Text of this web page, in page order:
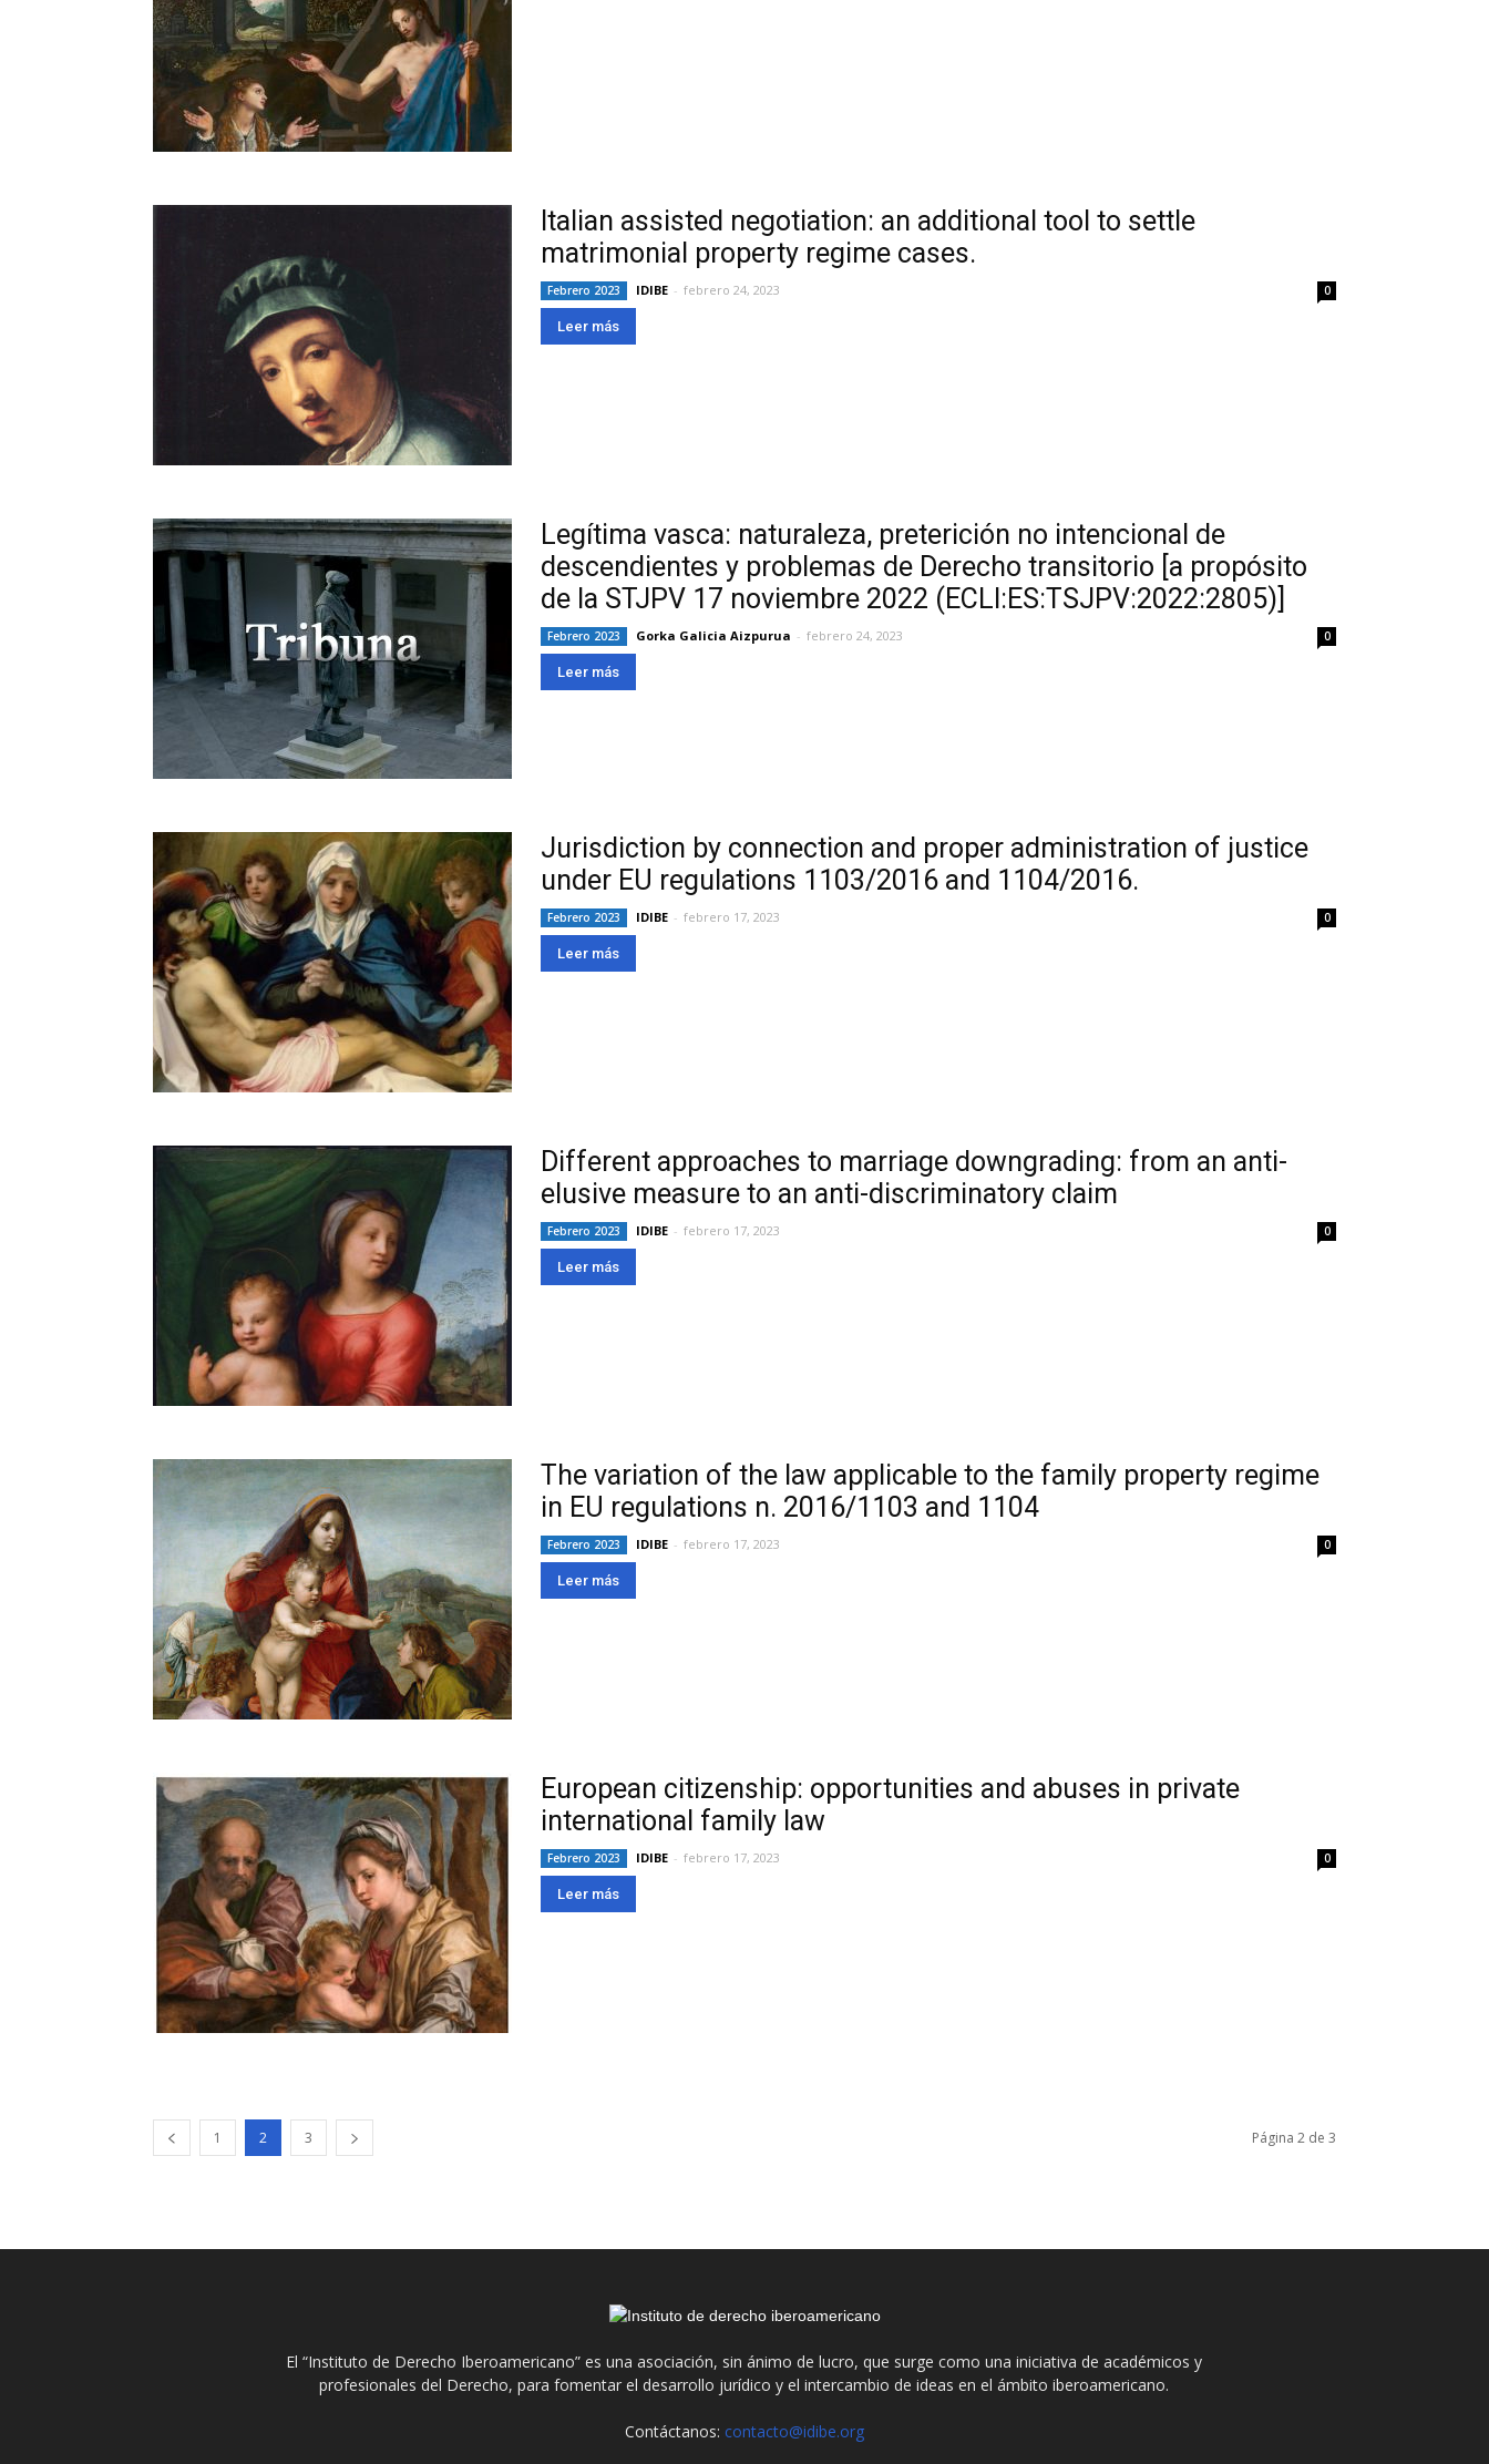
Italian assisted negotiation: an additional tool to settle
matrimonial property regime cases.
Febrero 2023 IDIBE - febrero 24, 2023 0
Leer más
Legítima vasca: naturaleza, preterición no intencional de
descendientes y problemas de Derecho transitorio [a propósito
de la STJPV 17 noviembre 2022 (ECLI:ES:TSJPV:2022:2805)]
Febrero 2023 Gorka Galicia Aizpurua - febrero 24, 2023 0
Leer más
Jurisdiction by connection and proper administration of justice
under EU regulations 1103/2016 and 1104/2016.
Febrero 2023 IDIBE - febrero 17, 2023 0
Leer más
Different approaches to marriage downgrading: from an anti-
elusive measure to an anti-discriminatory claim
Febrero 2023 IDIBE - febrero 17, 2023 0
Leer más
The variation of the law applicable to the family property regime
in EU regulations n. 2016/1103 and 1104
Febrero 2023 IDIBE - febrero 17, 2023 0
Leer más
European citizenship: opportunities and abuses in private
international family law
Febrero 2023 IDIBE - febrero 17, 2023 0
Leer más
1 2 3 Página 2 de 3
El “Instituto de Derecho Iberoamericano” es una asociación, sin ánimo de lucro, que surge como una iniciativa de académicos y
profesionales del Derecho, para fomentar el desarrollo jurídico y el intercambio de ideas en el ámbito iberoamericano.
Contáctanos: contacto@idibe.org